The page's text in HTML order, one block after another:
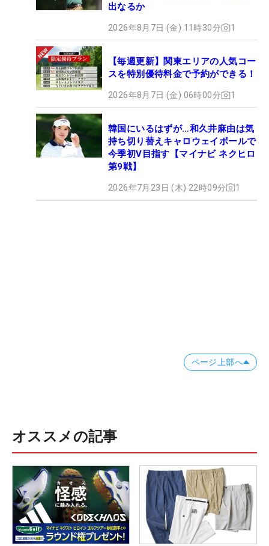
出なるか
2026年8月7日 (金) 11時30分 1
【毎週更新】関東エリアの人気コー
スを特別優待料金で予約ができる！
2026年8月7日 (金) 06時00分 1
韓国にいるはずが…和久井麻由は気
持ち切り替えキャロウェイボールで
今季初V目指す【マイナビ ネクヒロ
第9戦】
2026年7月23日 (木) 22時09分 1
ページ上部へ
オススメの記事